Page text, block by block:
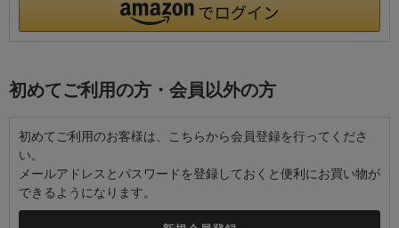
初めてご利用の方・会員以外の方
初めてご利用のお客様は、こちらから会員登録を行ってくださ
い。
メールアドレスとパスワードを登録しておくと便利にお買い物が
できるようになります。